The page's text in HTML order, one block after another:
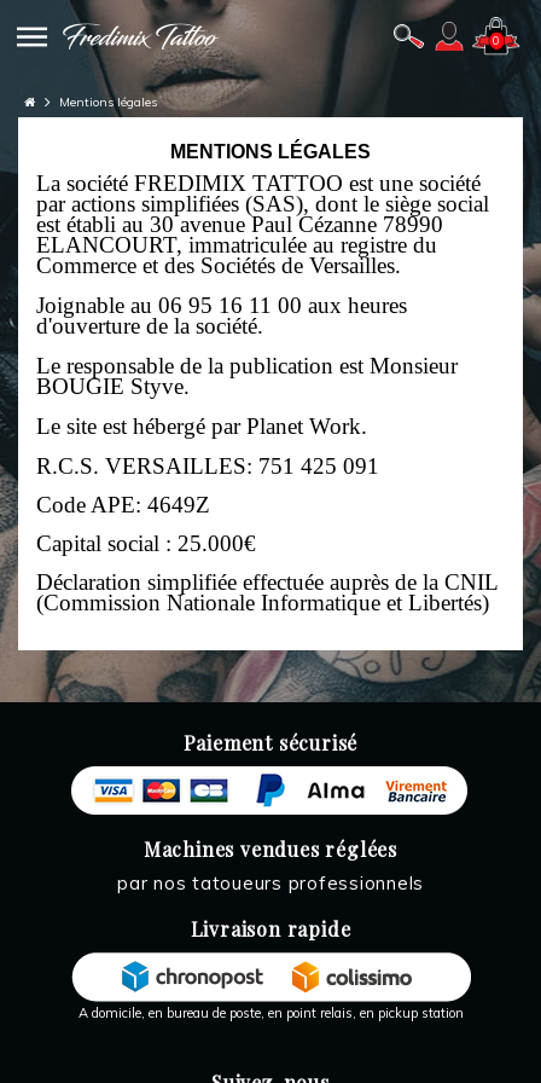
0
Mentions légales
MENTIONS LÉGALES
La société FREDIMIX TATTOO est une société
par actions simplifiées (SAS), dont le siège social
est établi au 30 avenue Paul Cézanne 78990
ELANCOURT, immatriculée au registre du
Commerce et des Sociétés de Versailles.
Joignable au 06 95 16 11 00 aux heures
d'ouverture de la société.
Le responsable de la publication est Monsieur
BOUGIE Styve.
Le site est hébergé par Planet Work.
R.C.S. VERSAILLES: 751 425 091
Code APE: 4649Z
Capital social : 25.000€
Déclaration simplifiée effectuée auprès de la CNIL
(Commission Nationale Informatique et Libertés)
Paiement sécurisé
Machines vendues réglées
par nos tatoueurs professionnels
Livraison rapide
A domicile, en bureau de poste, en point relais, en pickup station